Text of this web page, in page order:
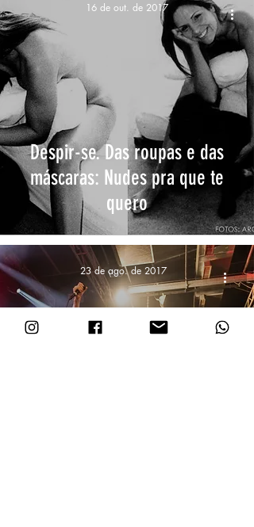
Despir-se. Das roupas e das
máscaras: Nudes pra que te
quero
16 de out. de 2017
23 de ago. de 2017